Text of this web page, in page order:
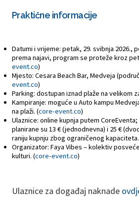
Praktične informacije
Datumi i vrijeme: petak, 29. svibnja 2026.,
prema najavi, program se proteže kroz
event.co)
Mjesto: Cesara Beach Bar, Medveja
event.co)
Parking: dostupan iznad plaže na velikom
Kampiranje: moguće u Auto kampu
na plaži. (core-event.co)
Ulaznice: online kupnja putem
planirane su 13 € (jednodnevna) i 25 €
raniju kupnju zbog ograničenog
Organizator: Faya Vibes – kolektiv
kulturi. (core-event.co)
Ulaznice za događaj naknade